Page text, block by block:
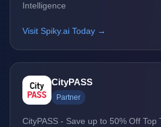
Intelligence
Visit Spiky.ai Today →
CityPASS
Partner
CityPASS - Save up to 50% Off Top